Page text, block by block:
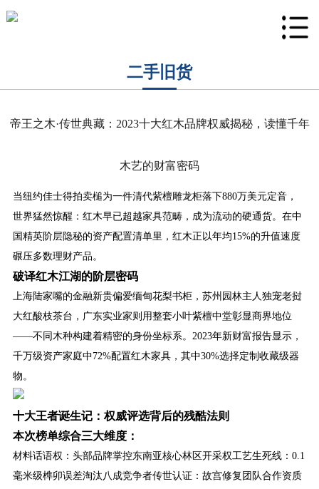
二手旧货
帝王之木·传世典藏：2023十大红木品牌权威揭秘，读懂千年
木艺的财富密码
当纽约佳士得拍卖槌为一件清代紫檀雕龙柜落下880万美元定音，
世界猛然惊醒：红木早已超越家具范畴，成为流动的硬通货。在中
国精英阶层隐秘的资产配置清单里，红木正以年均15%的升值速度
碾压多数理财产品。
破译红木江湖的阶层密码
上海陆家嘴的金融新贵偏爱缅甸花梨书柜，苏州园林主人独宠老挝
大红酸枝茶台，广东实业家则用整套小叶紫檀中堂彰显商界地位
——不同木种构建着精密的身份坐标系。2023年新财富报告显示，
千万级资产家庭中72%配置红木家具，其中30%选择定制收藏级器
物。
十大王者诞生记：权威评选背后的残酷法则
本次榜单综合三大维度：
材料话语权：头部品牌掌控东南亚核心林区开采权工艺生死线：0.1
毫米级榫卯误差淘汰八成竞争者传世认证：故宫修复团队合作资质